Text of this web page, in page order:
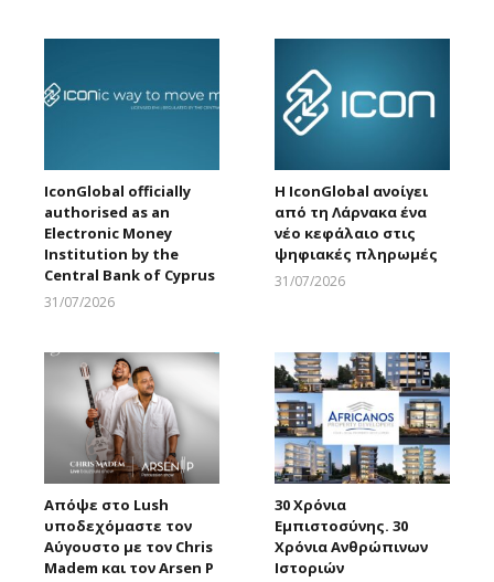
IconGlobal officially
authorised as an
Electronic Money
Institution by the
Central Bank of Cyprus
31/07/2026
Η IconGlobal ανοίγει
από τη Λάρνακα ένα
νέο κεφάλαιο στις
ψηφιακές πληρωμές
31/07/2026
Απόψε στο Lush
υποδεχόμαστε τον
Αύγουστο με τον Chris
Madem και τον Arsen P
30 Χρόνια
Εμπιστοσύνης. 30
Χρόνια Ανθρώπινων
Ιστοριών